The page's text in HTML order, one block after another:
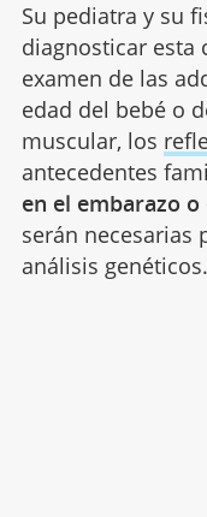
Su pediatra y su
diagnosticar esta
examen de las
edad del bebé o
muscular, los
antecedentes
en el embarazo
serán necesarias
análisis genéticos.